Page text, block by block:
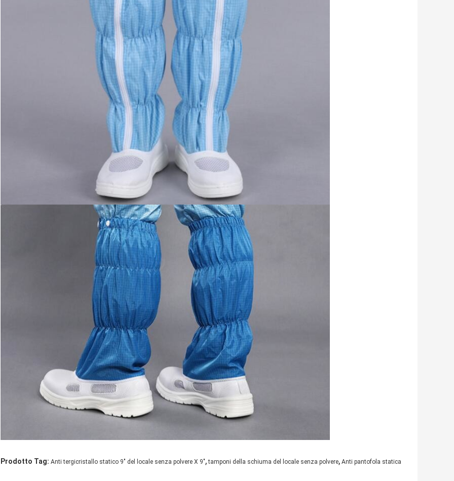
Prodotto Tag: Anti tergicristallo statico 9" del locale senza polvere X 9", tamponi della schiuma del locale senza polvere, Anti pantofola statica